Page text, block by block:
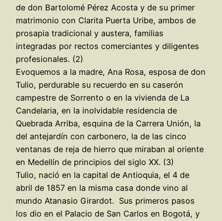
de don Bartolomé Pérez Acosta y de su primer
matrimonio con Clarita Puerta Uribe, ambos de
prosapia tradicional y austera, familias
integradas por rectos comerciantes y diligentes
profesionales. (2)
Evoquemos a la madre, Ana Rosa, esposa de don
Tulio, perdurable su recuerdo en su caserón
campestre de Sorrento o en la vivienda de La
Candelaria, en la inolvidable residencia de
Quebrada Arriba, esquina de la Carrera Unión, la
del antejardín con carbonero, la de las cinco
ventanas de reja de hierro que miraban al oriente
en Medellín de principios del siglo XX. (3)
Tulio, nació en la capital de Antioquia, el 4 de
abril de 1857 en la misma casa donde vino al
mundo Atanasio Girardot. Sus primeros pasos
los dio en el Palacio de San Carlos en Bogotá, y